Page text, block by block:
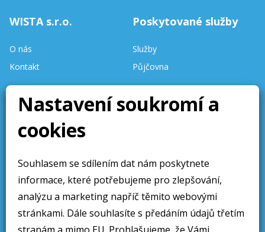
Nastavení soukromí a
cookies
Souhlasem se sdílením dat nám poskytnete
informace, které potřebujeme pro zlepšování,
analýzu a marketing napříč těmito webovými
stránkami. Dále souhlasíte s předáním údajů třetím
WISTA s.r.o.
O nás
Kontakt
Stav skladu
aktualizován denně.
Stránky aktualizovány 10 /
Poskytované služby
Služby
Půjčovna
Obchodní sdělení
Obchodní podmínky
Ochrana osobních údajú
Cookies
Sledujte nás